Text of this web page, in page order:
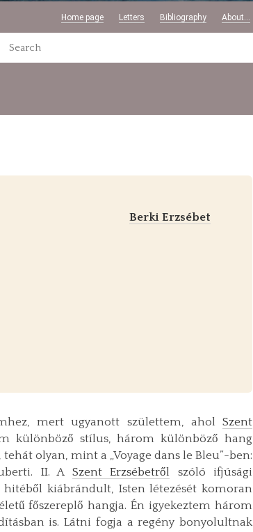
Home page Letters Bibliography About...
Berki Erzsébet
mert ugyanott születtem, ahol Szent
különböző stílus, három különböző hang
olyan, mint a „Voyage dans le Bleu”-ben:
II. A Szent Erzsébetről szóló ifjúsági
hitéből kiábrándult, Isten létezését komoran
főszereplő hangja. Én igyekeztem három
is. Látni fogja a regény bonyolultnak